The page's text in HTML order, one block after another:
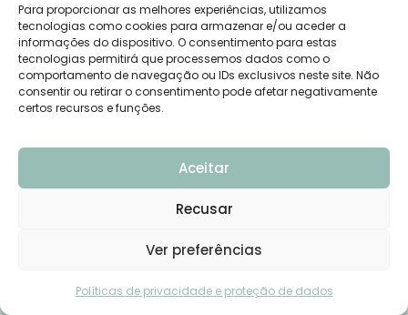
Para proporcionar as melhores experiências, utilizamos
tecnologias como cookies para armazenar e/ou aceder a
informações do dispositivo. O consentimento para estas
tecnologias permitirá que processemos dados como o
comportamento de navegação ou IDs exclusivos neste site. Não
consentir ou retirar o consentimento pode afetar negativamente
certos recursos e funções.
Aceitar
Recusar
Ver preferências
Políticas de privacidade e proteção de dados
Programas Online
Ebooks
Receitas
Blog
CONTACTOS
Precisas de ajuda?